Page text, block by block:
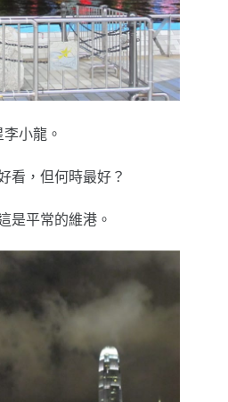
李小龍。
看，但何時最好？
是平常的維港。